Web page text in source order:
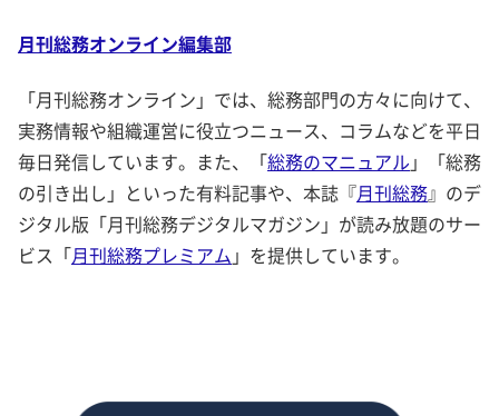
月刊総務オンライン編集部
「月刊総務オンライン」では、総務部門の方々に向けて、
実務情報や組織運営に役立つニュース、コラムなどを平日
毎日発信しています。また、「総務のマニュアル 」「総務
の引き出し」といった有料記事や、本誌『月刊総務』のデ
ジタル版「月刊総務デジタルマガジン」が読み放題のサー
ビス「月刊総務プレミアム 」を提供しています。